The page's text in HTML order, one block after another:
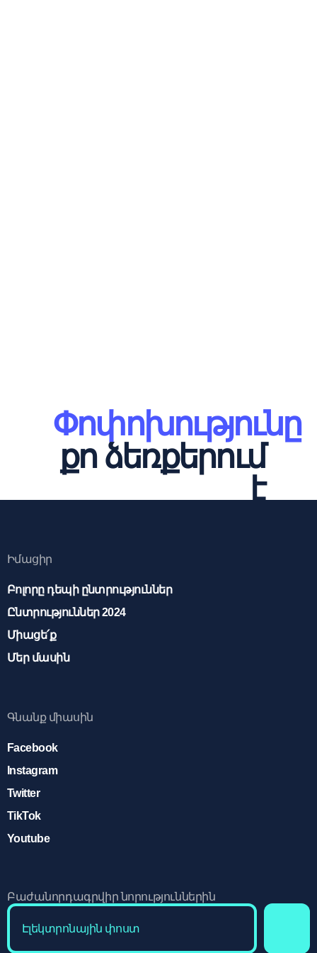
Փոփոխությունը
քո ձեռքերում
է
Իմացիր
Բոլորը դեպի ընտրություններ
Ընտրություններ 2024
Միացե՛ք
Մեր մասին
Գնանք միասին
Facebook
Instagram
Twitter
TikTok
Youtube
Բաժանորդագրվիր նորություններին